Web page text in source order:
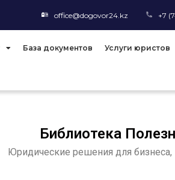
office@dogovor24.kz +7
База документов Услуги юристов
Библиотека
Юридические решения для
ПЕРЕХОД
КНИГА